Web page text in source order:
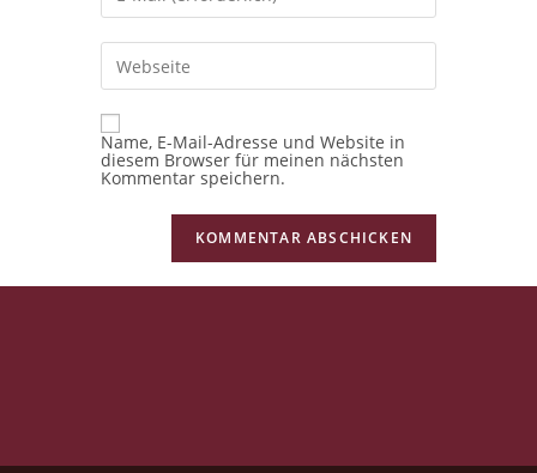
Kommentieren
E-
Adresse
zum
Kommentieren
Gib
deine
Website-
ein
(optional)
Name, E-Mail-Adresse und Website in
diesem Browser für meinen nächsten
Kommentar speichern.